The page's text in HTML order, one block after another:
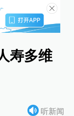
寿多维
听新闻